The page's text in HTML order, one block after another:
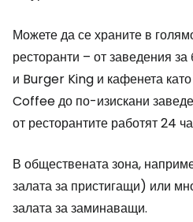
Можете да се храните в
ресторанти – от заведения
и Burger King и кафенета
Coffee до по-изискани
от ресторантите работят 24
В обществената зона,
залата за пристигащи) или
залата за заминаващи.